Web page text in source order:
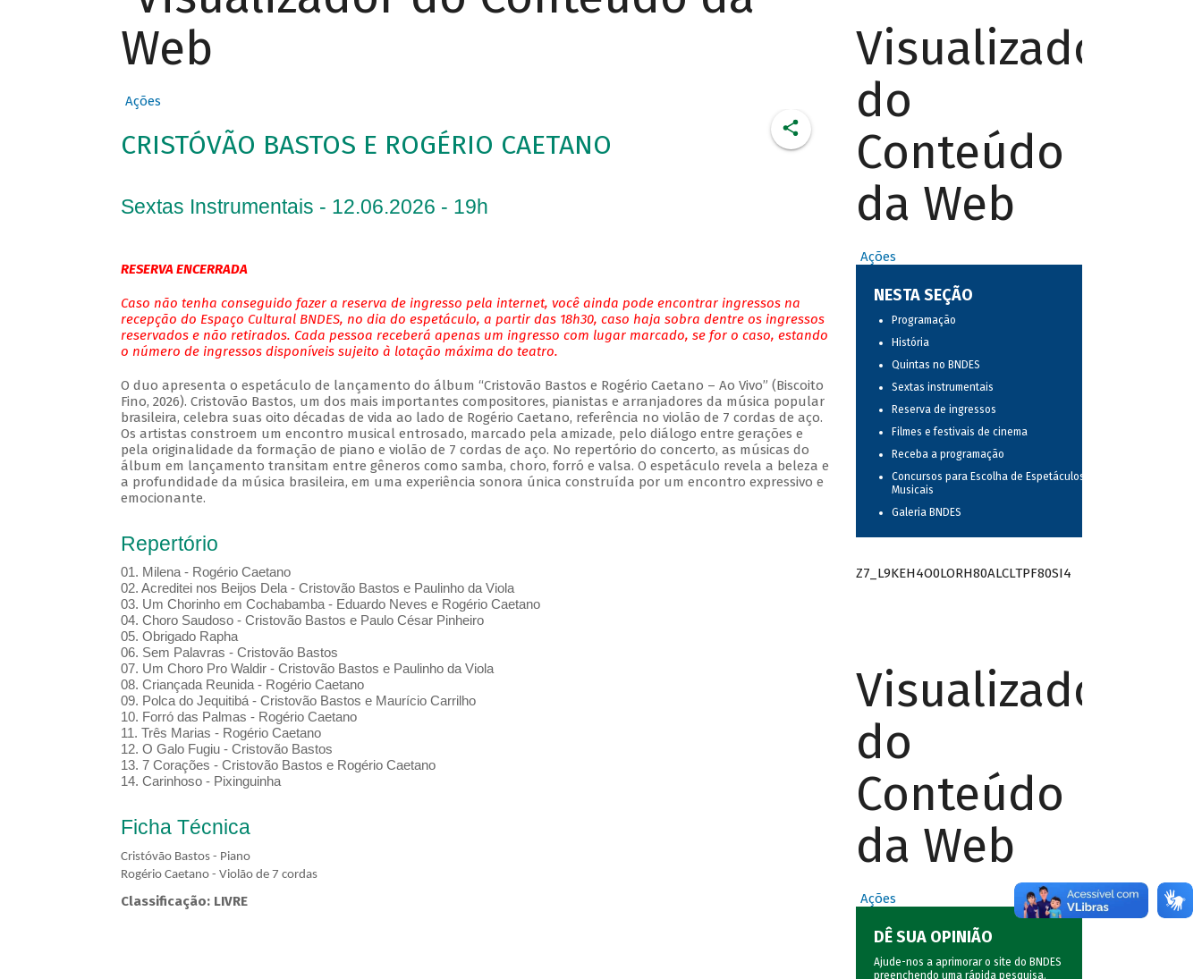
Web
Ações
CRISTÓVÃO BASTOS E ROGÉRIO CAETANO
Sextas Instrumentais - 12.06.2026 - 19h
RESERVA ENCERRADA
Caso não tenha conseguido fazer a reserva de ingresso pela internet, você ainda pode encontrar ingressos na
recepção do Espaço Cultural BNDES, no dia do espetáculo, a partir das 18h30, caso haja sobra dentre os ingressos
reservados e não retirados. Cada pessoa receberá apenas um ingresso com lugar marcado, se for o caso, estando
o número de ingressos disponíveis sujeito à lotação máxima do teatro.
O duo apresenta o espetáculo de lançamento do álbum “Cristovão Bastos e Rogério Caetano – Ao Vivo” (Biscoito
Fino, 2026). Cristovão Bastos, um dos mais importantes compositores, pianistas e arranjadores da música popular
brasileira, celebra suas oito décadas de vida ao lado de Rogério Caetano, referência no violão de 7 cordas de aço.
Os artistas constroem um encontro musical entrosado, marcado pela amizade, pelo diálogo entre gerações e
pela originalidade da formação de piano e violão de 7 cordas de aço. No repertório do concerto, as músicas do
álbum em lançamento transitam entre gêneros como samba, choro, forró e valsa. O espetáculo revela a beleza e
a profundidade da música brasileira, em uma experiência sonora única construída por um encontro expressivo e
emocionante.
Repertório
01. Milena - Rogério Caetano
02. Acreditei nos Beijos Dela - Cristovão Bastos e Paulinho da Viola
03. Um Chorinho em Cochabamba - Eduardo Neves e Rogério Caetano
04. Choro Saudoso - Cristovão Bastos e Paulo César Pinheiro
05. Obrigado Rapha
06. Sem Palavras - Cristovão Bastos
07. Um Choro Pro Waldir - Cristovão Bastos e Paulinho da Viola
08. Criançada Reunida - Rogério Caetano
09. Polca do Jequitibá - Cristovão Bastos e Maurício Carrilho
10. Forró das Palmas - Rogério Caetano
11. Três Marias - Rogério Caetano
12. O Galo Fugiu - Cristovão Bastos
13. 7 Corações - Cristovão Bastos e Rogério Caetano
14. Carinhoso - Pixinguinha
Ficha Técnica
Cristóvão Bastos - Piano
Rogério Caetano - Violão de 7 cordas
Classificação: LIVRE
Visualizador
do
Conteúdo
da Web
Ações
NESTA SEÇÃO
Programação
História
Quintas no BNDES
Sextas instrumentais
Reserva de ingressos
Filmes e festivais de cinema
Receba a programação
Concursos para Escolha de Espetáculos
Musicais
Galeria BNDES
Z7_L9KEH4O0LORH80ALCLTPF80SI4
Visualizador
do
Conteúdo
da Web
Ações
DÊ SUA OPINIÃO
Ajude-nos a aprimorar o site do BNDES
preenchendo uma rápida pesquisa.